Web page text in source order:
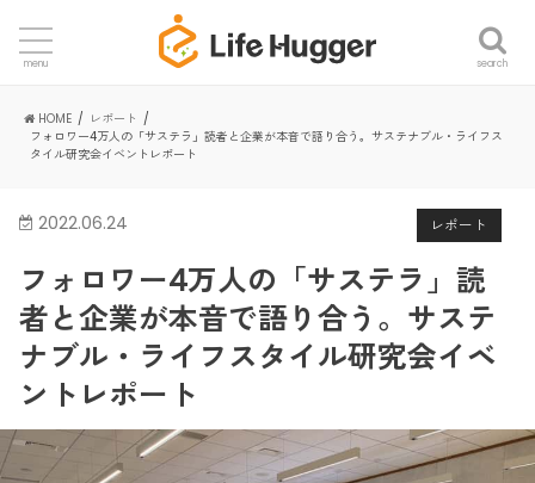
search
menu
HOME
レポート
フォロワー4万人の「サステラ」読者と企業が本音で語り合う。サステナブル・ライフス
タイル研究会イベントレポート
レポート
2022.06.24
フォロワー4万人の「サステラ」読
者と企業が本音で語り合う。サステ
ナブル・ライフスタイル研究会イベ
ントレポート